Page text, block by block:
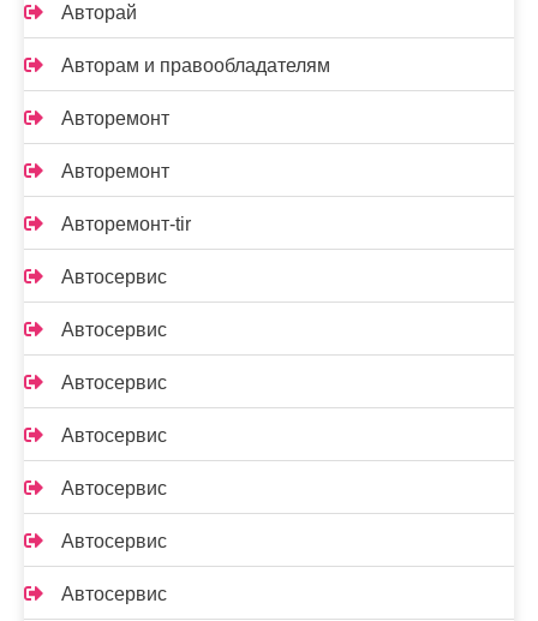
Авторай
Авторам и правообладателям
Авторемонт
Авторемонт
Авторемонт-tir
Автосервис
Автосервис
Автосервис
Автосервис
Автосервис
Автосервис
Автосервис